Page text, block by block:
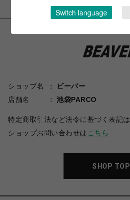
ショップ名
ビーバー
店舗名
池袋PARCO
特定商取引法など法令に基づく表記は
ショップお問い合わせは こちら
SHOP TOP
Switch language